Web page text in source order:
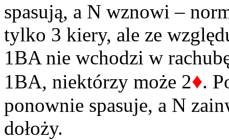
spasują, a N wznowi –
tylko 3 kiery, ale ze
1BA nie wchodzi w
1BA, niektórzy może 2♦.
ponownie spasuje, a N
dołoży.